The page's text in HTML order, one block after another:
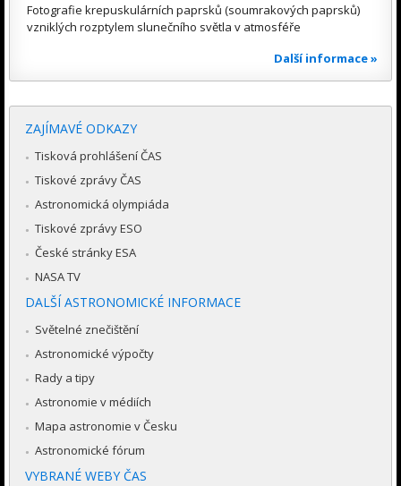
Fotografie krepuskulárních paprsků (soumrakových paprsků)
vzniklých rozptylem slunečního světla v atmosféře
Další informace »
ZAJÍMAVÉ ODKAZY
Tisková prohlášení ČAS
Tiskové zprávy ČAS
Astronomická olympiáda
Tiskové zprávy ESO
České stránky ESA
NASA TV
DALŠÍ ASTRONOMICKÉ INFORMACE
Světelné znečištění
Astronomické výpočty
Rady a tipy
Astronomie v médiích
Mapa astronomie v Česku
Astronomické fórum
VYBRANÉ WEBY ČAS